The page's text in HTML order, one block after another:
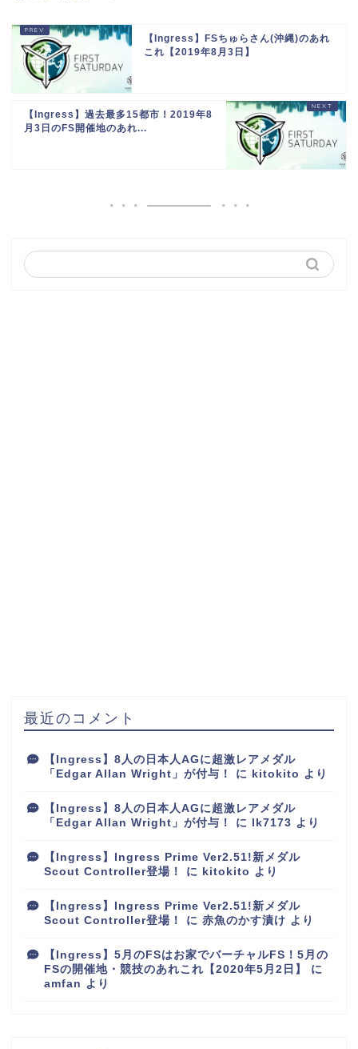
【Ingress】FSちゅらさん(沖縄)のあれ
これ【2019年8月3日】
【Ingress】過去最多15都市！2019年8
月3日のFS開催地のあれ...
最近のコメント
【Ingress】8人の日本人AGに超激レアメダル
「Edgar Allan Wright」が付与！
に kitokito より
【Ingress】8人の日本人AGに超激レアメダル
「Edgar Allan Wright」が付与！
に lk7173 より
【Ingress】Ingress Prime Ver2.51!新メダル
Scout Controller登場！
に kitokito より
【Ingress】Ingress Prime Ver2.51!新メダル
Scout Controller登場！
に 赤魚のかす漬け より
【Ingress】5月のFSはお家でバーチャルFS！5月の
FSの開催地・競技のあれこれ【2020年5月2日】
に
amfan より